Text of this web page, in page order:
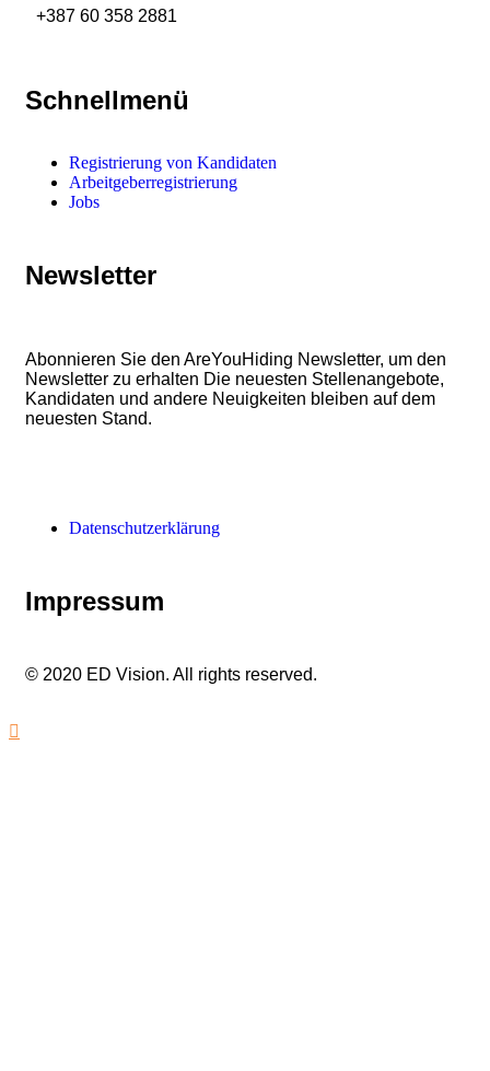
+387 60 358 2881
Schnellmenü
Registrierung von Kandidaten
Arbeitgeberregistrierung
Jobs
Newsletter
Abonnieren Sie den AreYouHiding Newsletter, um den
Newsletter zu erhalten Die neuesten Stellenangebote,
Kandidaten und andere Neuigkeiten bleiben auf dem
neuesten Stand.
© 2020 ED Vision. All rights reserved.
Impressum
Datenschutzerklärung